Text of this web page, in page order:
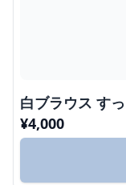
白ブラウス す
¥4,000